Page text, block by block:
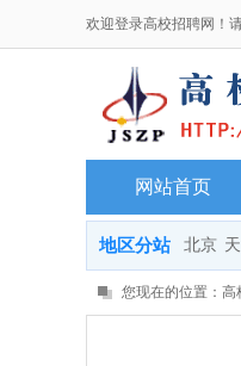
欢迎登录高校招聘网！
网站首页
地区分站 北京
您现在的位置： 高